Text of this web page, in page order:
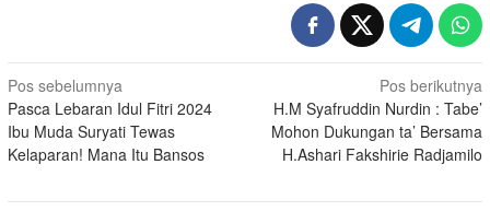
Navigasi
pos
Pos sebelumnya
Pasca Lebaran Idul Fitri 2024
Ibu Muda Suryati Tewas
Kelaparan! Mana Itu Bansos
Pos berikutnya
H.M Syafruddin Nurdin : Tabe’
Mohon Dukungan ta’ Bersama
H.Ashari Fakshirie Radjamilo